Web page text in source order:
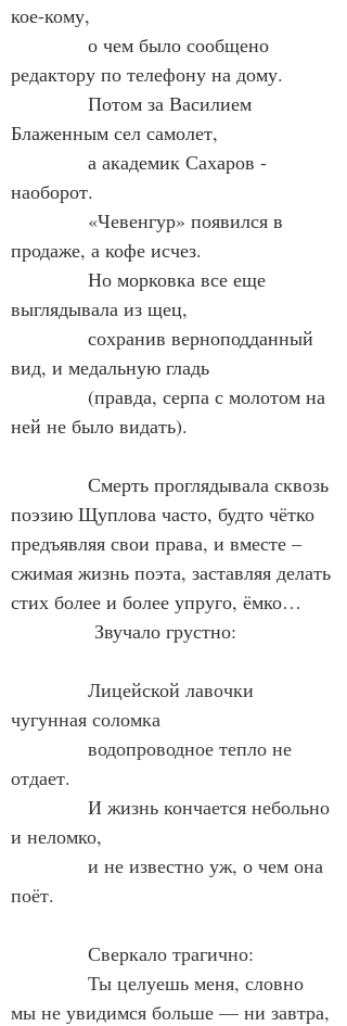
кое-кому,
о чем было сообщено
редактору по телефону на дому.
Потом за Василием
Блаженным сел самолет,
а академик Сахаров -
наоборот.
«Чевенгур» появился в
продаже, а кофе исчез.
Но морковка все еще
выглядывала из щец,
сохранив верноподданный
вид, и медальную гладь
(правда, серпа с молотом на
ней не было видать).
Смерть проглядывала сквозь
поэзию Щуплова часто, будто чётко
предъявляя свои права, и вместе –
сжимая жизнь поэта, заставляя делать
стих более и более упруго, ёмко…
Звучало грустно:
Лицейской лавочки
чугунная соломка
водопроводное тепло не
отдает.
И жизнь кончается небольно
и неломко,
и не известно уж, о чем она
поёт.
Сверкало трагично:
Ты целуешь меня, словно
мы не увидимся больше — ни завтра,